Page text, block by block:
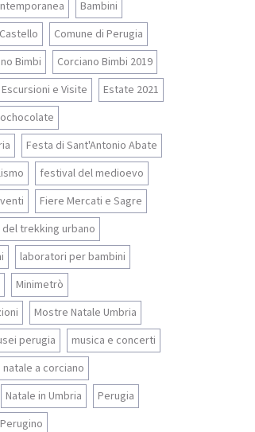
Bambini
Comune di Perugia
Bimbi
Corciano Bimbi 2019
Escursioni e Visite
Estate 2021
Festa di Sant'Antonio Abate
festival del medioevo
Fiere Mercati e Sagre
trekking urbano
laboratori per bambini
Minimetrò
Mostre Natale Umbria
perugia
musica e concerti
natale a corciano
Natale in Umbria
Perugia
Perugino